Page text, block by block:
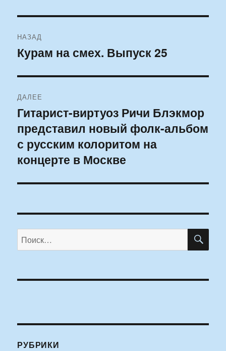
по
НАЗАД
Предыдущая
Курам на смех. Выпуск 25
ДАЛЕЕ
Следующая
запись:
Гитарист-виртуоз Ричи Блэкмор
представил новый фолк-альбом
с русским колоритом на
концерте в Москве
Искать:
РУБРИКИ